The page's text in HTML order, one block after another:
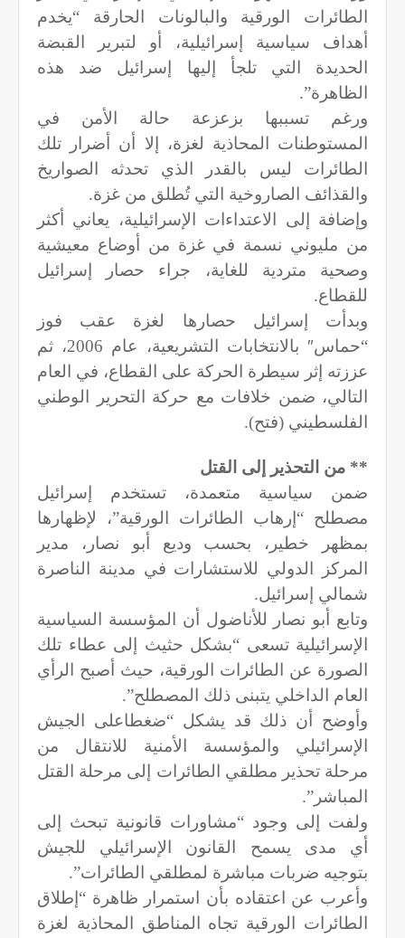
الطائرات الورقية والبالونات الحارقة “يخدم
أهداف سياسية إسرائيلية، أو لتبرير القبضة
الحديدة التي تلجأ إليها إسرائيل ضد هذه
الظاهرة”.
ورغم تسببها بزعزعة حالة الأمن في
المستوطنات المحاذية لغزة، إلا أن أضرار تلك
الطائرات ليس بالقدر الذي تحدثه الصواريخ
والقذائف الصاروخية التي تُطلق من غزة.
وإضافة إلى الاعتداءات الإسرائيلية، يعاني أكثر
من مليوني نسمة في غزة من أوضاع معيشية
وصحية متردية للغاية، جراء حصار إسرائيل
للقطاع.
وبدأت إسرائيل حصارها لغزة عقب فوز
“حماس″
بالانتخابات التشريعية، عام 2006، ثم
عززته إثر سيطرة الحركة على القطاع، في العام
التالي، ضمن خلافات مع حركة التحرير الوطني
الفلسطيني (فتح).
** من التحذير إلى القتل
ضمن سياسية متعمدة، تستخدم إسرائيل
مصطلح “إرهاب الطائرات الورقية”، لإظهارها
بمظهر خطير، بحسب وديع أبو نصار، مدير
المركز الدولي للاستشارات في مدينة الناصرة
شمالي إسرائيل.
وتابع أبو نصار للأناضول أن المؤسسة السياسية
الإسرائيلية تسعى “بشكل حثيث إلى عطاء تلك
الصورة عن الطائرات الورقية، حيث أصبح الرأي
العام الداخلي يتبنى ذلك المصطلح”.
وأوضح أن ذلك قد يشكل “ضغطاعلى الجيش
الإسرائيلي والمؤسسة الأمنية للانتقال من
مرحلة تحذير مطلقي الطائرات إلى مرحلة القتل
المباشر”.
ولفت إلى وجود “مشاورات قانونية تبحث إلى
أي مدى يسمح القانون الإسرائيلي للجيش
بتوجيه ضربات مباشرة لمطلقي الطائرات”.
وأعرب عن اعتقاده بأن استمرار ظاهرة “إطلاق
الطائرات الورقية تجاه المناطق المحاذية لغزة